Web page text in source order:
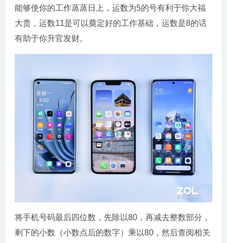
能够使你的工作蒸蒸日上，运数为5的号有利于你大福
大贵，运数11是可以奠定好的工作基础，运数是8的话
有助于你升官发财。
将手机号码最后四位数，先除以80，再减去整数部分，
剩下的小数（小数点后的数字）乘以80，然后查阅相关